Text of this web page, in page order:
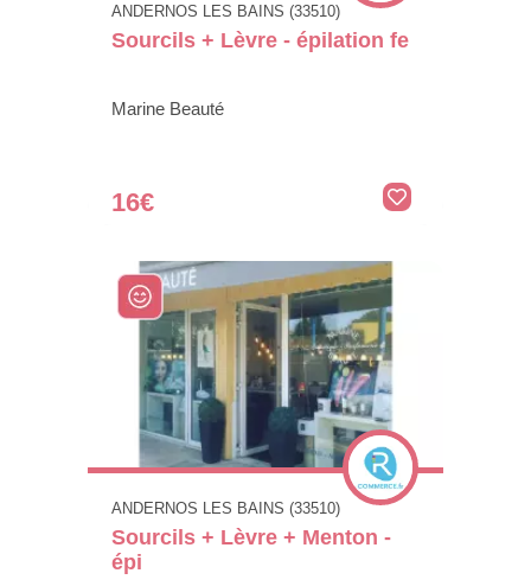
ANDERNOS LES BAINS (33510)
Sourcils + Lèvre - épilation fe
Marine Beauté
16€
ANDERNOS LES BAINS (33510)
Sourcils + Lèvre + Menton -
épi